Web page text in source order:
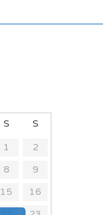
S
S
1
2
8
9
15
16